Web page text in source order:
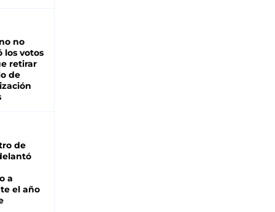
no
los votos
retirar
de
de
a
el año